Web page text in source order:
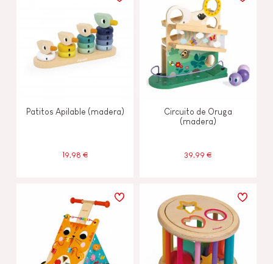
Patitos Apilable (madera)
19,98 €
Circuito de Oruga
(madera)
39,99 €